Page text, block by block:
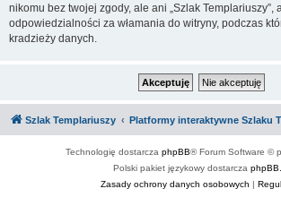
nikomu bez twojej zgody, ale ani „Szlak Templariuszy”,
odpowiedzialności za włamania do witryny, podczas
kradzieży danych.
Szlak Templariuszy Platformy interaktywne Szlaku
Technologię dostarcza phpBB® Forum Software ©
Polski pakiet językowy dostarcza
Zasady ochrony danych osobowych |